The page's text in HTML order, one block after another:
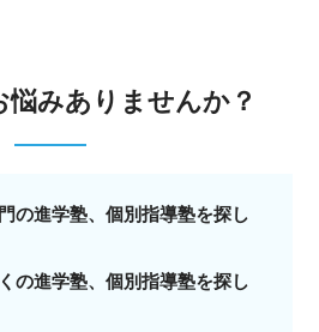
悩みありませんか？
の進学塾、個別指導塾を探し
の進学塾、個別指導塾を探し